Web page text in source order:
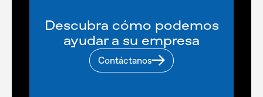
Descubra cómo podemos
ayudar a su empresa
Contáctanos